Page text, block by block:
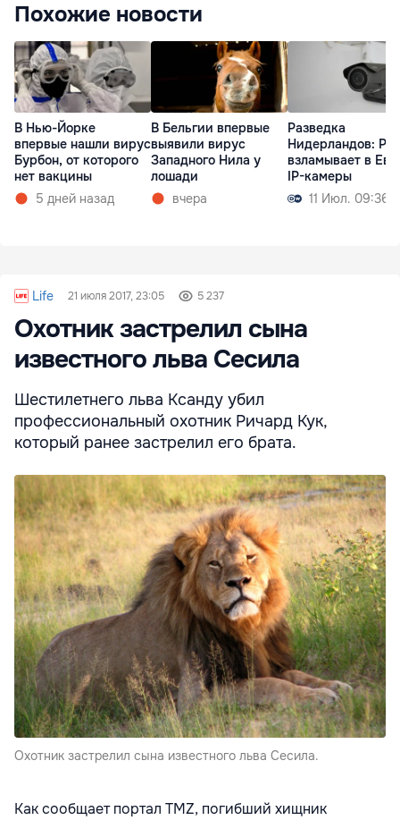
Похожие новости
В Нью-Йорке
впервые нашли вирус
Бурбон, от которого
нет вакцины
5 дней назад
В Бельгии впервые
выявили вирус
Западного Нила у
лошади
вчера
Разведка
Нидерландов:
взламывает в
IP-камеры
11 Июл. 09:36
Life 21 июля 2017, 23:05 5 237
Охотник застрелил сына
известного льва Сесила
Шестилетнего льва Ксанду убил
профессиональный охотник Ричард Кук,
который ранее застрелил его брата.
Охотник застрелил сына известного льва Сесила.
Как сообщает портал TMZ, погибший хищник